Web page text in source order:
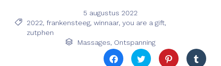
5 augustus 2022
 Tags
2022, frankensteeg, winnaar, you are a gift,
zutphen
 Category
Massages, Ontspanning
Klik
om
Klik
om
Klik
om
Klik
om